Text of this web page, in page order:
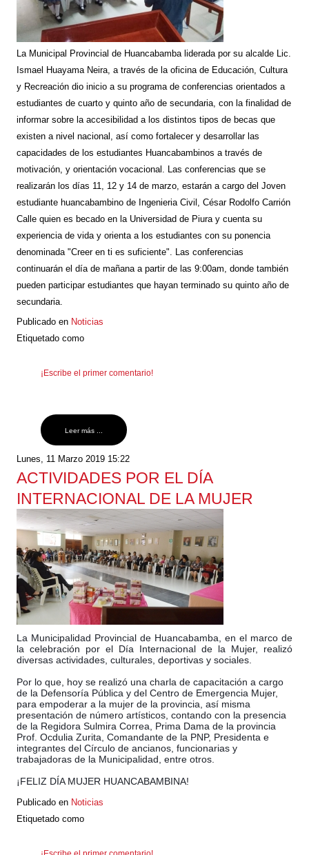
La Municipal Provincial de Huancabamba liderada por su alcalde Lic.
Ismael Huayama Neira, a través de la oficina de Educación, Cultura
y Recreación dio inicio a su programa de conferencias orientados a
estudiantes de cuarto y quinto año de secundaria, con la finalidad de
informar sobre la accesibilidad a los distintos tipos de becas que
existen a nivel nacional, así como fortalecer y desarrollar las
capacidades de los estudiantes Huancabambinos a través de
motivación, y orientación vocacional. Las conferencias que se
realizarán los días 11, 12 y 14 de marzo, estarán a cargo del Joven
estudiante huancabambino de Ingenieria Civil, César Rodolfo Carrión
Calle quien es becado en la Universidad de Piura y cuenta su
experiencia de vida y orienta a los estudiantes con su ponencia
denominada "Creer en ti es suficiente". Las conferencias
continuarán el día de mañana a partir de las 9:00am, donde también
pueden participar estudiantes que hayan terminado su quinto año de
secundaria.
Publicado en Noticias
Etiquetado como
¡Escribe el primer comentario!
Leer más ...
Lunes, 11 Marzo 2019 15:22
ACTIVIDADES POR EL DÍA
INTERNACIONAL DE LA MUJER
La Municipalidad Provincial de Huancabamba, en el marco de
la celebración por el Día Internacional de la Mujer, realizó
diversas actividades, culturales, deportivas y sociales.
Por lo que, hoy se realizó una charla de capacitación a cargo
de la Defensoría Pública y del Centro de Emergencia Mujer,
para empoderar a la mujer de la provincia, así misma
presentación de número artísticos, contando con la presencia
de la Regidora Sulmira Correa, Prima Dama de la provincia
Prof. Ocdulia Zurita, Comandante de la PNP, Presidenta e
integrantes del Círculo de ancianos, funcionarias y
trabajadoras de la Municipalidad, entre otros.
¡FELIZ DÍA MUJER HUANCABAMBINA!
Publicado en Noticias
Etiquetado como